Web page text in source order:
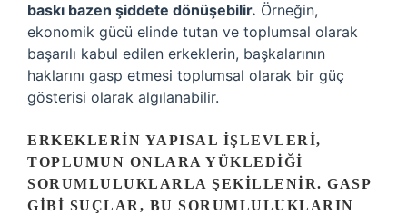
baskı bazen şiddete dönüşebilir. Örneğin,
ekonomik gücü elinde tutan ve toplumsal olarak
başarılı kabul edilen erkeklerin, başkalarının
haklarını gasp etmesi toplumsal olarak bir güç
gösterisi olarak algılanabilir.
ERKEKLERIN YAPISAL IŞLEVLERI,
TOPLUMUN ONLARA YÜKLEDIĞI
SORUMLULUKLARLA ŞEKILLENIR. GASP
GIBI SUÇLAR, BU SORUMLULUKLARIN